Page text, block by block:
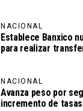
NACIONAL
Establece Banxico
para realizar
NACIONAL
Avanza peso por
incremento de